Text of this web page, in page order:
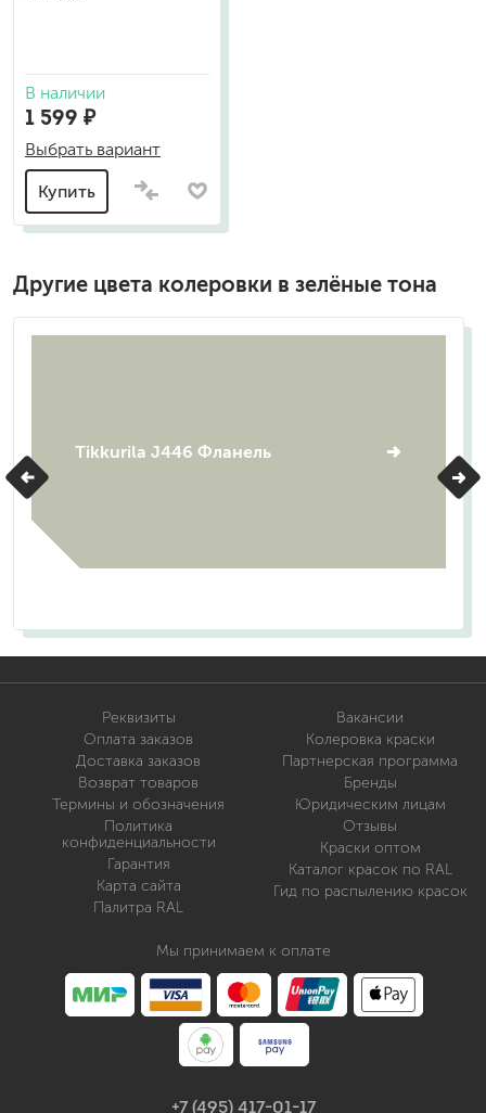
В наличии
1 599 ₽
Выбрать вариант
Купить
Другие цвета колеровки в зелёные тона
Tikkurila J446 Фланель
Реквизиты
Оплата заказов
Доставка заказов
Возврат товаров
Термины и обозначения
Политика
конфиденциальности
Гарантия
Карта сайта
Палитра RAL
Вакансии
Колеровка краски
Партнерская программа
Бренды
Юридическим лицам
Отзывы
Краски оптом
Каталог красок по RAL
Гид по распылению красок
Мы принимаем к оплате
+7 (495) 417-01-17